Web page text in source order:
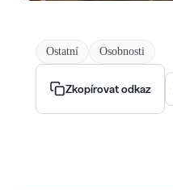
Ostatní Osobnosti
Zkopírovat odkaz